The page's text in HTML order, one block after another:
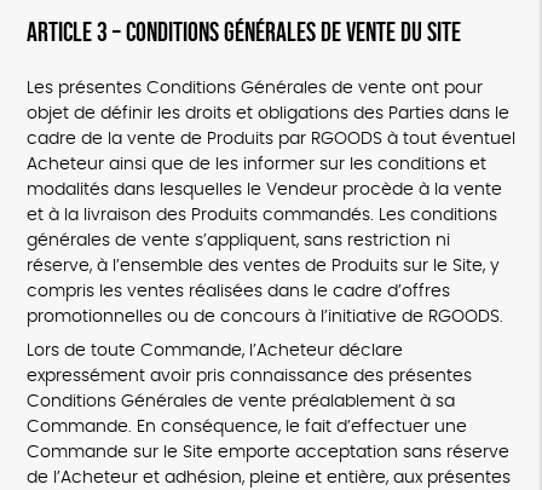
ARTICLE 3 – CONDITIONS GÉNÉRALES DE VENTE DU SITE
Les présentes Conditions Générales de vente ont pour
objet de définir les droits et obligations des Parties dans le
cadre de la vente de Produits par RGOODS à tout éventuel
Acheteur ainsi que de les informer sur les conditions et
modalités dans lesquelles le Vendeur procède à la vente
et à la livraison des Produits commandés. Les conditions
générales de vente s’appliquent, sans restriction ni
réserve, à l’ensemble des ventes de Produits sur le Site, y
compris les ventes réalisées dans le cadre d’offres
promotionnelles ou de concours à l’initiative de RGOODS.
Lors de toute Commande, l’Acheteur déclare
expressément avoir pris connaissance des présentes
Conditions Générales de vente préalablement à sa
Commande. En conséquence, le fait d’effectuer une
Commande sur le Site emporte acceptation sans réserve
de l’Acheteur et adhésion, pleine et entière, aux présentes